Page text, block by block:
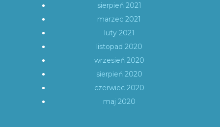
sierpień 2021
marzec 2021
luty 2021
listopad 2020
wrzesień 2020
sierpień 2020
czerwiec 2020
maj 2020